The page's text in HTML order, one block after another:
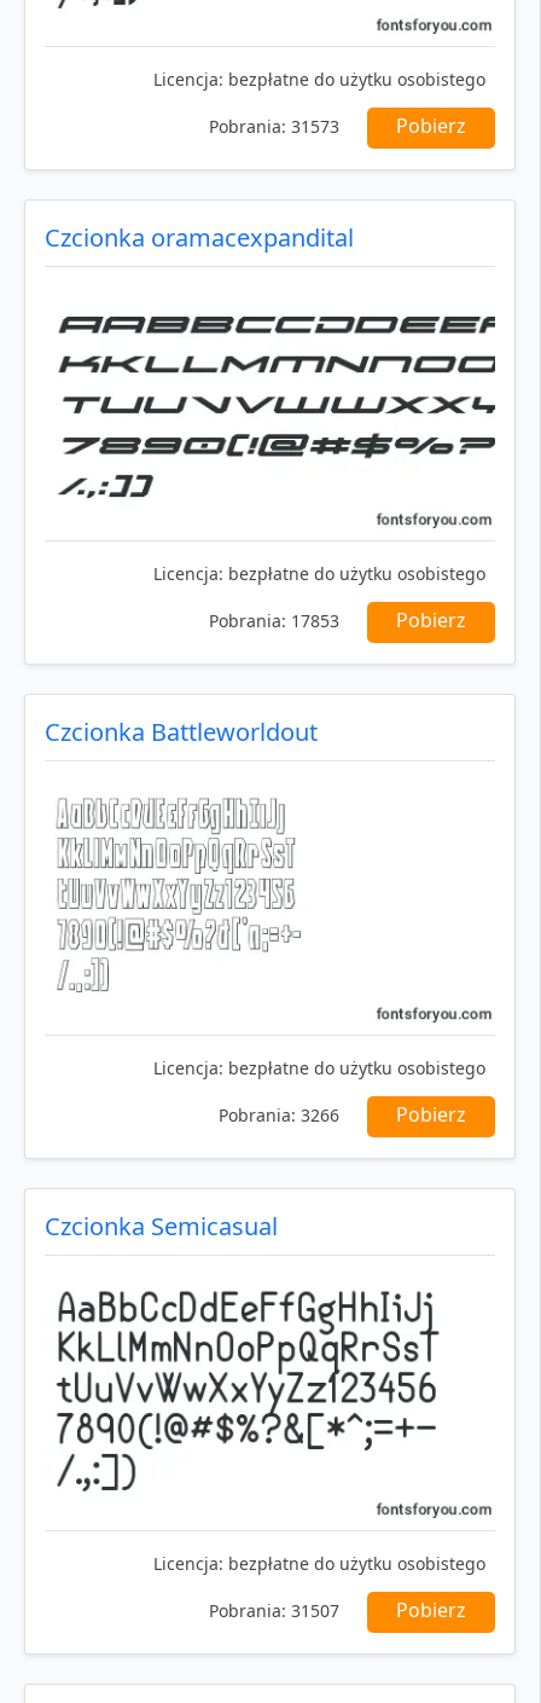
Licencja: bezpłatne do użytku osobistego
Pobrania: 31573 Pobierz
Czcionka oramacexpandital
Licencja: bezpłatne do użytku osobistego
Pobrania: 17853 Pobierz
Czcionka Battleworldout
Licencja: bezpłatne do użytku osobistego
Pobrania: 3266 Pobierz
Czcionka Semicasual
Licencja: bezpłatne do użytku osobistego
Pobrania: 31507 Pobierz